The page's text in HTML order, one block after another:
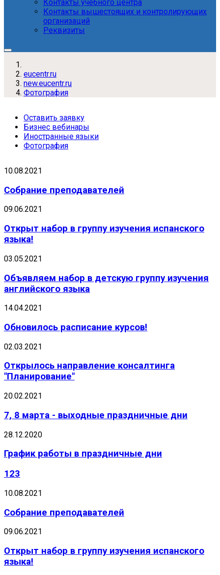
Контакты учебного центра
Контакты вышестоящих и контролирующих
организаций
Реквизиты
eucentr.ru
new.eucentr.ru
Фотография
Оставить заявку
Бизнес вебинары
Иностранные языки
Фотография
10.08.2021
Собрание преподавателей
09.06.2021
Открыт набор в группу изучения испанского
языка!
03.05.2021
Объявляем набор в детскую группу изучения
английского языка
14.04.2021
Обновилось расписание курсов!
02.03.2021
Открылось направление консалтинга
"Планирование"
20.02.2021
7, 8 марта - выходные праздничные дни
28.12.2020
График работы в праздничные дни
123
10.08.2021
Собрание преподавателей
09.06.2021
Открыт набор в группу изучения испанского
языка!